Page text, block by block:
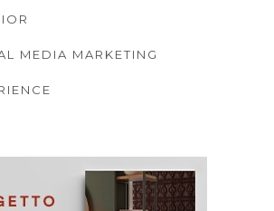
MEDIA MARKETING